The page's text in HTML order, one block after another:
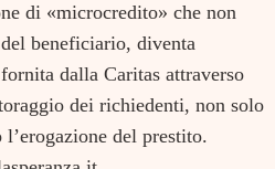
di «microcredito» che non
beneficiario, diventa
dalla Caritas attraverso
dei richiedenti, non solo
del prestito.